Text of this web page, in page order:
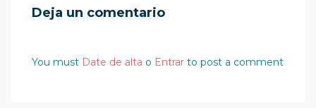
Deja un comentario
You must Date de alta o Entrar to post a comment